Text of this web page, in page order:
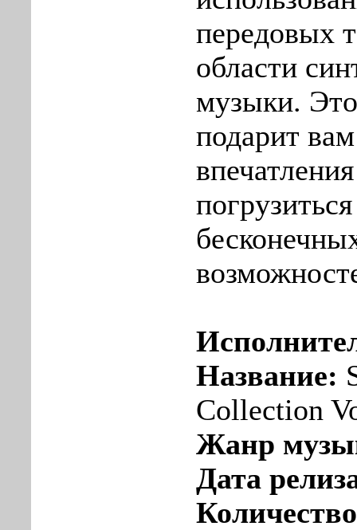
передовых
области
музыки.
подарит
Название:
Collection
Жанр
Дата